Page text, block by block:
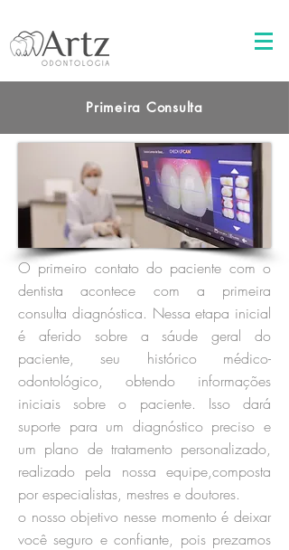
Primeira Consulta
O primeiro contato do paciente com o
dentista acontece com a primeira
consulta diagnóstica. Nessa etapa inicial
é aferido sobre a sáude geral do
paciente, seu histórico médico-
odontológico, obtendo informações
iniciais sobre o paciente. Isso dará
suporte para um diagnóstico preciso e
um plano de tratamento personalizado,
realizado pela nossa equipe,composta
por especialistas, mestres e doutores.
o nosso objetivo nesse momento é deixar
você seguro e confiante, pois prezamos